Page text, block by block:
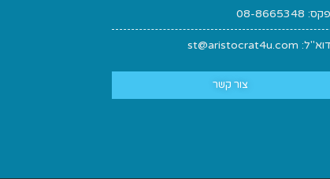
פקס: 08-8665348
דוא"ל: st@aristocrat4u.com
צור קשר